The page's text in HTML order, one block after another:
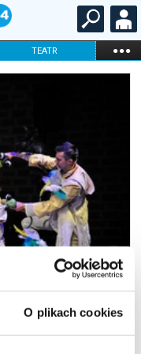
O plikach cookies
TEATR ...
o